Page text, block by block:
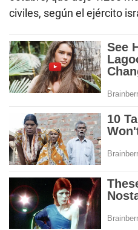
civiles, según el ejército